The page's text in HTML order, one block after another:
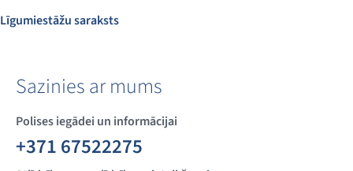
Līgumiestāžu saraksts
Sazinies ar mums
Polises iegādei un informācijai
+371 67522275